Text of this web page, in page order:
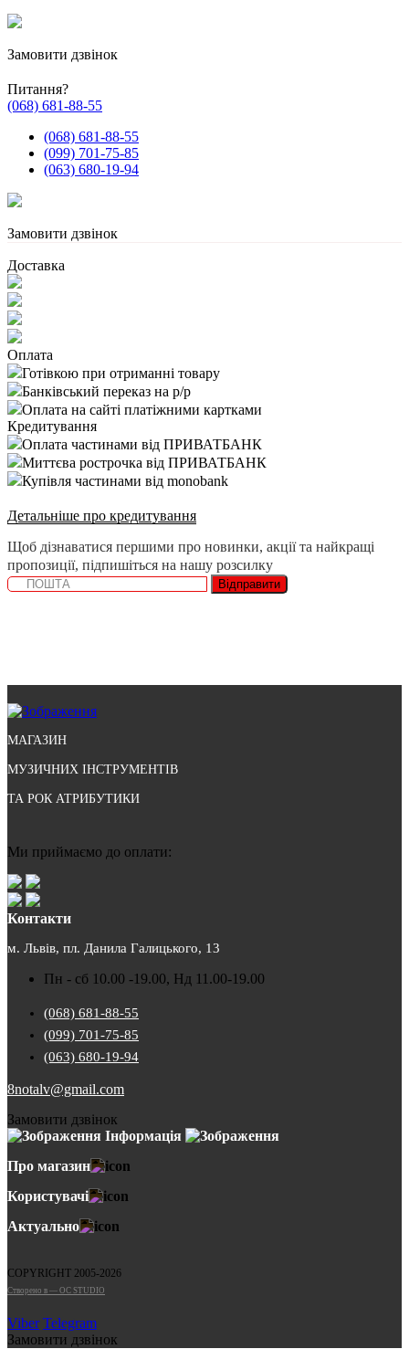
Замовити дзвінок
Питання?
(068) 681-88-55
(068) 681-88-55
(099) 701-75-85
(063) 680-19-94
Замовити дзвінок
Доставка
Оплата
Готівкою при отриманні товару
Банківський переказ на р/р
Оплата на сайті платіжними картками
Кредитування
Оплата частинами від ПРИВАТБАНК
Миттєва рострочка від ПРИВАТБАНК
Купівля частинами від monobank
Детальніше про кредитування
Щоб дізнаватися першими про новинки, акції та найкращі
пропозиції, підпишіться на нашу розсилку
Відправити
МАГАЗИН
МУЗИЧНИХ ІНСТРУМЕНТІВ
ТА РОК АТРИБУТИКИ
Ми приймаємо до оплати:
Контакти
м. Львів, пл. Данила Галицького, 13
Пн - сб 10.00 -19.00, Нд 11.00-19.00
(068) 681-88-55
(099) 701-75-85
(063) 680-19-94
8notalv@gmail.com
Замовити дзвінок
Інформація
Про магазин
Користувачі
Актуально
COPYRIGHT 2005-2026
Cтворено в — OC STUDIO
Viber Telegram
Замовити дзвінок